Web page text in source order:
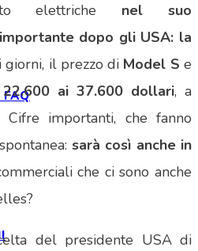
FAQ
elettriche nel suo
dopo gli USA: la
giorni, il prezzo di Model S e
ai 37.600 dollari, a
importanti, che fanno
sarà così anche in
che ci sono anche
del presidente USA di